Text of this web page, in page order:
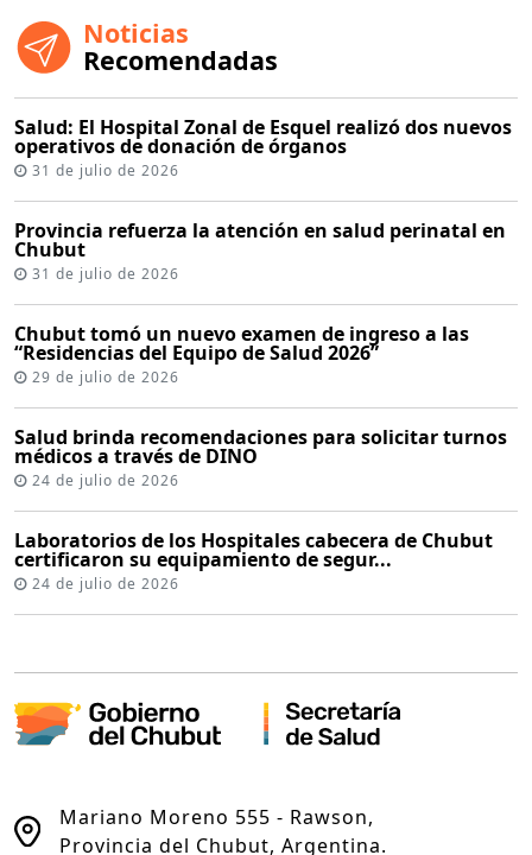
Noticias
Recomendadas
Salud: El Hospital Zonal de Esquel realizó dos nuevos
operativos de donación de órganos
31 de julio de 2026
Provincia refuerza la atención en salud perinatal en
Chubut
31 de julio de 2026
Chubut tomó un nuevo examen de ingreso a las
“Residencias del Equipo de Salud 2026”
29 de julio de 2026
Salud brinda recomendaciones para solicitar turnos
médicos a través de DINO
24 de julio de 2026
Laboratorios de los Hospitales cabecera de Chubut
certificaron su equipamiento de segur...
24 de julio de 2026
Mariano Moreno 555 - Rawson,
Provincia del Chubut, Argentina.